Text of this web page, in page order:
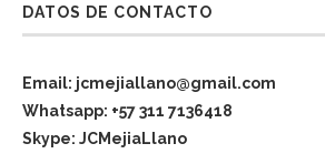
DATOS DE CONTACTO
Email: jcmejiallano@gmail.com
Whatsapp: +57 311 7136418
Skype: JCMejiaLlano